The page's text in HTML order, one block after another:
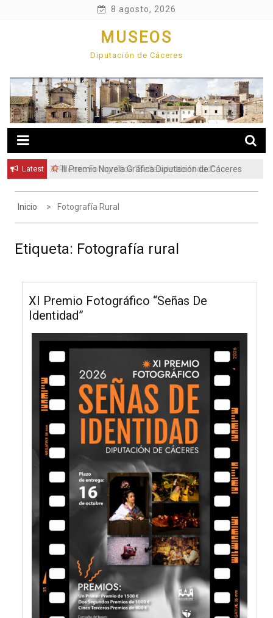
8 agosto, 2026
MUSEOS
Diputación de Cáceres
Latest III Premio Novela Gráfica Diputación de Cáceres
XI Premio Fotográfico “Señas de Identidad”
Inicio Fotografía Rural
Etiqueta: Fotografía rural
XI Premio Fotográfico “Señas De
Identidad”